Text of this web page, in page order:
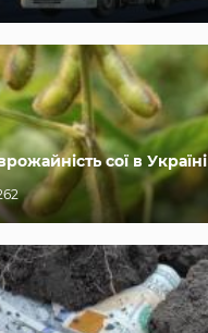
сої в Україні